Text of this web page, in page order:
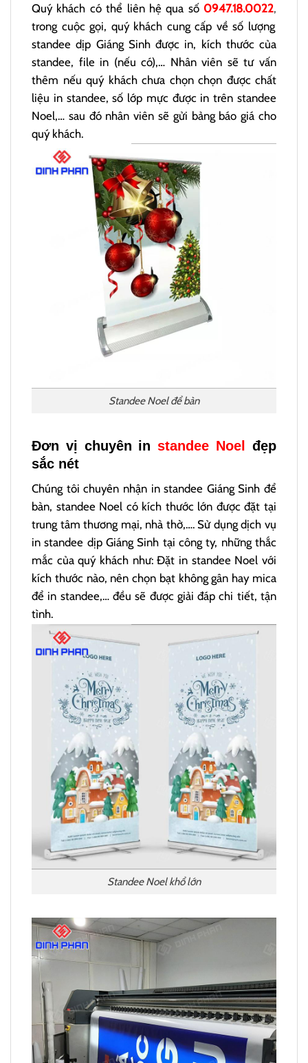
Quý khách có thể liên hệ qua số 0947.18.0022,
trong cuộc gọi, quý khách cung cấp về số lượng
standee dịp Giáng Sinh được in, kích thước của
standee, file in (nếu có),… Nhân viên sẽ tư vấn
thêm nếu quý khách chưa chọn chọn được chất
liệu in standee, số lớp mực được in trên standee
Noel,… sau đó nhân viên sẽ gửi bảng báo giá cho
quý khách.
Standee Noel để bàn
Đơn vị chuyên instandee Noel
đẹp
sắc nét
Chúng tôi chuyên nhận in standee Giáng Sinh để
bàn, standee Noel có kích thước lớn được đặt tại
trung tâm thương mại, nhà thờ,…. Sử dụng dịch vụ
in standee dịp Giáng Sinh tại công ty, những thắc
mắc của quý khách như: Đặt in standee Noel với
kích thước nào, nên chọn bạt không gân hay mica
để in standee,… đều sẽ được giải đáp chi tiết, tận
tình.
Standee Noel khổ lớn